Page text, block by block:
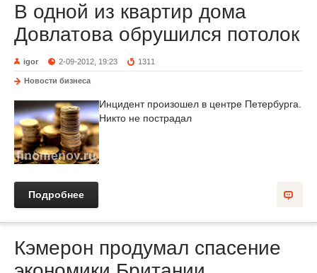
В одной из квартир дома
Довлатова обрушился потолок
igor 2-09-2012, 19:23 1311
Новости бизнеса
Инцидент произошел в центре Петербурга.
Никто не пострадал
Подробнее
Кэмерон продумал спасение